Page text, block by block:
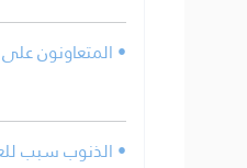
• المتعاونون
• الذنوب سبب